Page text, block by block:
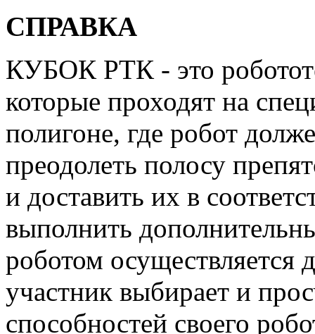
СПРАВКА
КУБОК РТК - это
которые проходят на
полигоне, где робот
преодолеть полосу
и доставить их в
выполнить
роботом
участник выбирает и
способностей своего